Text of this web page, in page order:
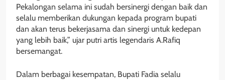
Pekalongan selama ini sudah bersinergi dengan baik dan
selalu memberikan dukungan kepada program bupati
dan akan terus bekerjasama dan sinergi untuk kedepan
yang lebih baik,” ujar putri artis legendaris A.Rafiq
bersemangat.
Dalam berbagai kesempatan, Bupati Fadia selalu